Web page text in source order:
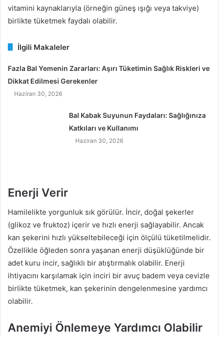
vitamini kaynaklarıyla (örneğin güneş ışığı veya takviye)
birlikte tüketmek faydalı olabilir.
İlgili Makaleler
Fazla Bal Yemenin Zararları: Aşırı Tüketimin Sağlık Riskleri ve
Dikkat Edilmesi Gerekenler
Haziran 30, 2026
Bal Kabak Suyunun Faydaları: Sağlığınıza
Katkıları ve Kullanımı
Haziran 30, 2026
Enerji Verir
Hamilelikte yorgunluk sık görülür. İncir, doğal şekerler
(glikoz ve fruktoz) içerir ve hızlı enerji sağlayabilir. Ancak
kan şekerini hızlı yükseltebileceği için ölçülü tüketilmelidir.
Özellikle öğleden sonra yaşanan enerji düşüklüğünde bir
adet kuru incir, sağlıklı bir atıştırmalık olabilir. Enerji
ihtiyacını karşılamak için inciri bir avuç badem veya cevizle
birlikte tüketmek, kan şekerinin dengelenmesine yardımcı
olabilir.
Anemiyi Önlemeye Yardımcı Olabilir